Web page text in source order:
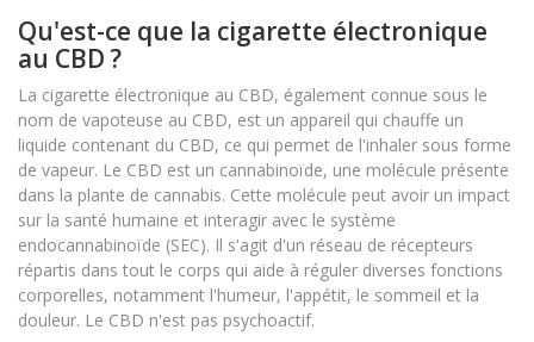
(1 avis)
Qu'est-ce que la cigarette électronique
au CBD ?
La cigarette électronique au CBD, également connue sous le
nom de vapoteuse au CBD, est un appareil qui chauffe un
liquide contenant du CBD, ce qui permet de l'inhaler sous forme
de vapeur. Le CBD est un cannabinoïde, une molécule présente
dans la plante de cannabis. Cette molécule peut avoir un impact
sur la santé humaine et interagir avec le système
endocannabinoïde (SEC). Il s'agit d'un réseau de récepteurs
répartis dans tout le corps qui aide à réguler diverses fonctions
corporelles, notamment l'humeur, l'appétit, le sommeil et la
douleur. Le CBD n'est pas psychoactif.